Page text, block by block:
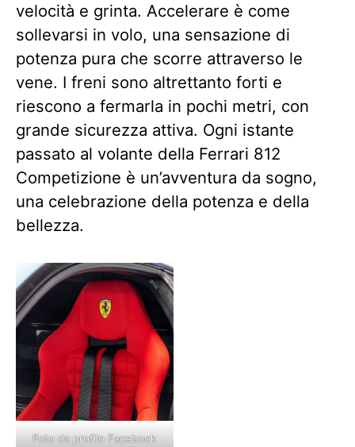
velocità e grinta. Accelerare è come
sollevarsi in volo, una sensazione di
potenza pura che scorre attraverso le
vene. I freni sono altrettanto forti e
riescono a fermarla in pochi metri, con
grande sicurezza attiva. Ogni istante
passato al volante della Ferrari 812
Competizione è un’avventura da sogno,
una celebrazione della potenza e della
bellezza.
Foto da profilo Facebook